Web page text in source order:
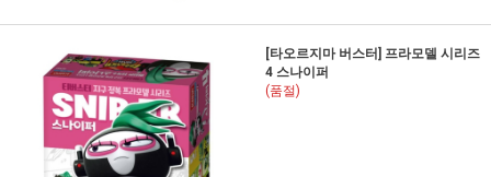
[타오르지마 버스터] 프라모델 시리즈
4 스나이퍼
(품절)